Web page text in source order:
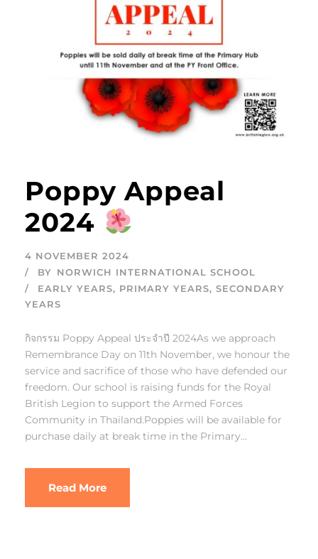
Poppy Appeal
2024
4 NOVEMBER 2024
BY NORWICH INTERNATIONAL SCHOOL
EARLY YEARS, PRIMARY YEARS, SECONDARY
YEARS
กิจกรรม Poppy Appeal ประจำปี 2024As we approach
Remembrance Day on 11th November, we honour the
service and sacrifice of those who have defended our
freedom. Our school is raising funds for the Royal
British Legion to support the Armed Forces
Community in Thailand.Poppies will be available for
purchase daily at break time in the Primary...
Read More